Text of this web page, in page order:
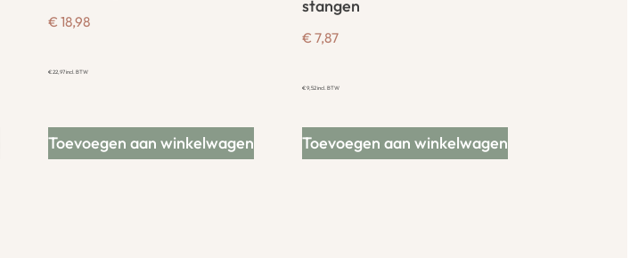
€ 18,98
€22,97incl. BTW
Toevoegen aan winkelwagen
stangen
€ 7,87
€9,52incl. BTW
Toevoegen aan winkelwagen